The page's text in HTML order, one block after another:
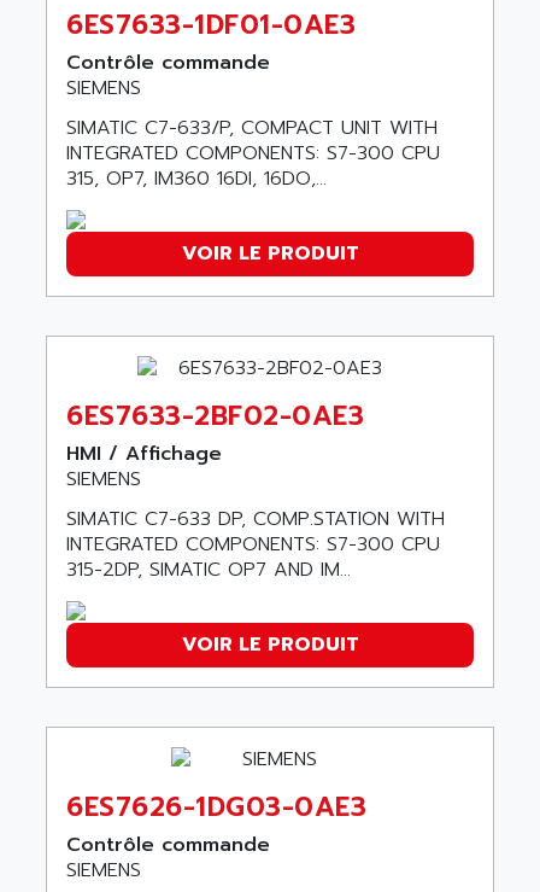
INDUCTEL
C500
CQM1
R88
RECTIVAR 4
ALTIVAR 16
MICROMASTER
SY/MAX
ADVANTYS
APRIL 3000
VT5000
VT3000
VSPA1
FERROMATIK PMC 1000
LCA
CNC ALPHA
SMART TOUCH
GP 70 SERIE
PROVIT 5000
ADVANTYS FTM
ADWIN
AE
AE&T
AEC
AECO
AEE
AEES
AEG
AEG MODICON
AEL CRYSTALS
AEP
AERMEC
AERO - SHARP
AEROBAR
AEROTECH
AES
AFDI
AFP PRODEL
6ES7633-1DF01-0AE3
Contrôle commande
SIEMENS
SIMATIC C7-633/P, COMPACT UNIT WITH
INTEGRATED COMPONENTS: S7-300 CPU
315, OP7, IM360 16DI, 16DO,...
VOIR LE PRODUIT
6ES7633-2BF02-0AE3
HMI / Affichage
SIEMENS
SIMATIC C7-633 DP, COMP.STATION WITH
INTEGRATED COMPONENTS: S7-300 CPU
315-2DP, SIMATIC OP7 AND IM...
VOIR LE PRODUIT
6ES7626-1DG03-0AE3
Contrôle commande
SIEMENS